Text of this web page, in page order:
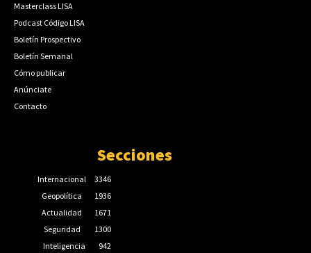
Masterclass LISA
Podcast Código LISA
Boletín Prospectivo
Boletín Semanal
Cómo publicar
Anúnciate
Contacto
Secciones
Internacional
3346
Geopolítica
1936
Actualidad
1671
Seguridad
1300
Inteligencia
942